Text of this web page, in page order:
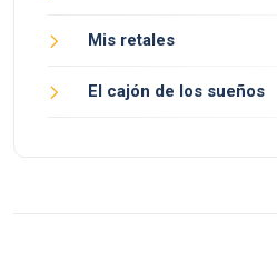
Mis retales
El cajón de los sueños